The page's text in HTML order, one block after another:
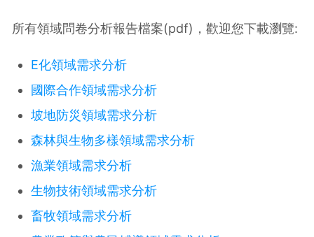
所有領域問卷分析報告檔案(pdf)，歡迎您下載瀏覽:
E化領域需求分析
國際合作領域需求分析
坡地防災領域需求分析
森林與生物多樣領域需求分析
漁業領域需求分析
生物技術領域需求分析
畜牧領域需求分析